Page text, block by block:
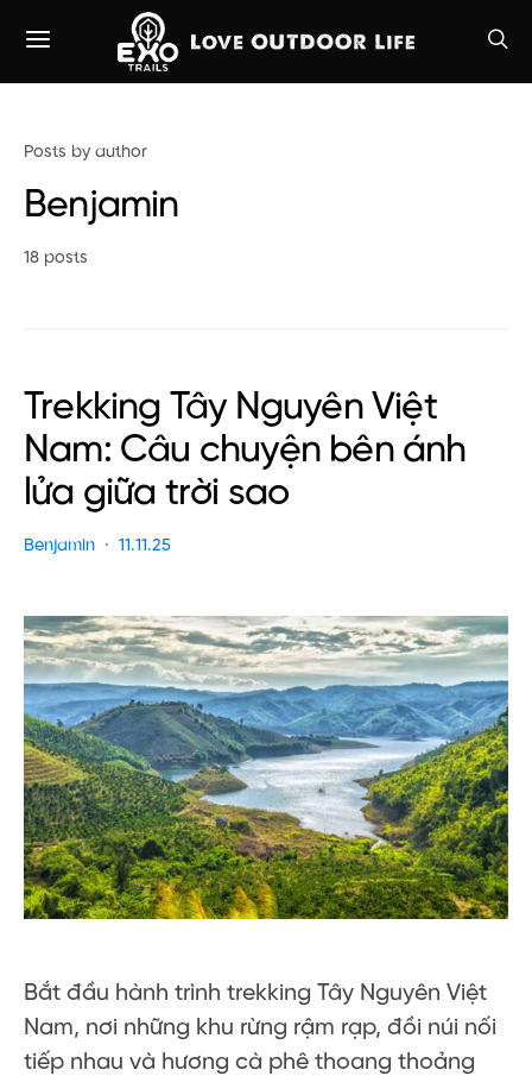
Posts by author
Benjamin
18 posts
Trekking Tây Nguyên Việt
Nam: Câu chuyện bên ánh
lửa giữa trời sao
Benjamin 11.11.25
Bắt đầu hành trình trekking Tây Nguyên Việt
Nam, nơi những khu rừng rậm rạp, đồi núi nối
tiếp nhau và hương cà phê thoang thoảng